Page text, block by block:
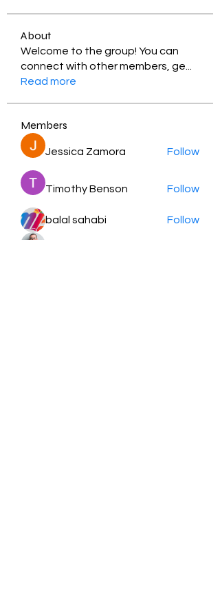
About
Welcome to the group! You can
connect with other members, ge
Read more
Members
Jessica Zamora Follow
Timothy Benson Follow
balal sahabi Follow